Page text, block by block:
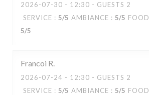
2026-07-30 - 12:30 - GUESTS 2
SERVICE : 5/5 AMBIANCE : 5/5 FOOD
5/5
Francoi R
2026-07-24 - 12:30 - GUESTS 2
SERVICE : 5/5 AMBIANCE : 5/5 FOOD